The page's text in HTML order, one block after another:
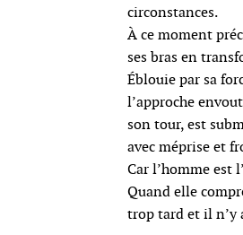
circonstances.
À ce moment
ses bras en
Éblouie par sa
l’approche
son tour, est
avec méprise et
Car l’homme est
Quand elle
trop tard et il n’y